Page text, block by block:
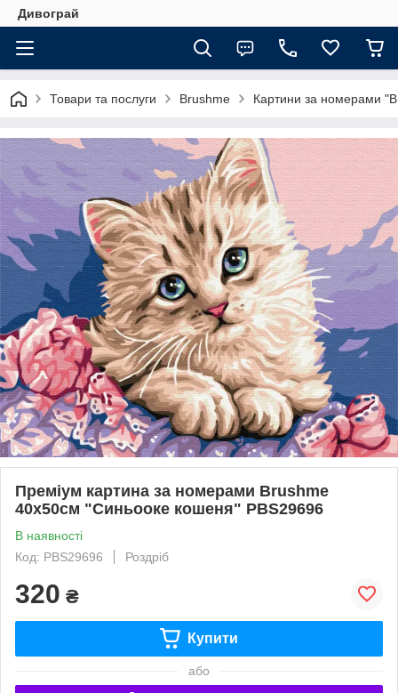
Дивограй
Товари та послуги Brushme Картини за номерами
Преміум картина за номерами Brushme
40x50см "Синьооке кошеня" PBS29696
В наявності
Код: PBS29696
Роздріб
320 ₴
Купити
або